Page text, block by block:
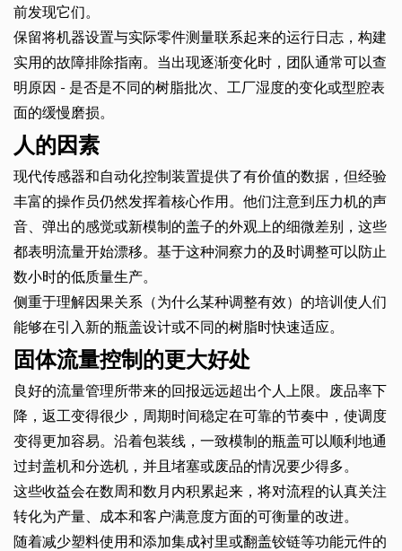
前发现它们。
保留将机器设置与实际零件测量联系起来的运行日志，构建
实用的故障排除指南。当出现逐渐变化时，团队通常可以查
明原因 - 是否是不同的树脂批次、工厂湿度的变化或型腔表
面的缓慢磨损。
人的因素
现代传感器和自动化控制装置提供了有价值的数据，但经验
丰富的操作员仍然发挥着核心作用。他们注意到压力机的声
音、弹出的感觉或新模制的盖子的外观上的细微差别，这些
都表明流量开始漂移。基于这种洞察力的及时调整可以防止
数小时的低质量生产。
侧重于理解因果关系（为什么某种调整有效）的培训使人们
能够在引入新的瓶盖设计或不同的树脂时快速适应。
固体流量控制的更大好处
良好的流量管理所带来的回报远远超出个人上限。废品率下
降，返工变得很少，周期时间稳定在可靠的节奏中，使调度
变得更加容易。沿着包装线，一致模制的瓶盖可以顺利地通
过封盖机和分选机，并且堵塞或废品的情况要少得多。
这些收益会在数周和数月内积累起来，将对流程的认真关注
转化为产量、成本和客户满意度方面的可衡量的改进。
随着减少塑料使用和添加集成衬里或翻盖铰链等功能元件的